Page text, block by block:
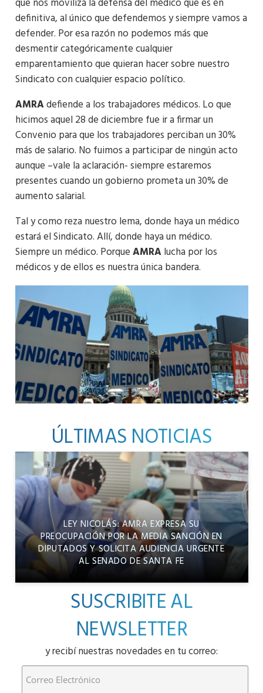
que nos moviliza la defensa del médico que es en
definitiva, al único que defendemos y siempre vamos a
defender. Por esa razón no podemos más que
desmentir categóricamente cualquier
emparentamiento que quieran hacer sobre nuestro
Sindicato con cualquier espacio político.
AMRAdefiende a los trabajadores médicos. Lo que
hicimos aquel 28 de diciembre fue ir a firmar un
Convenio para que los trabajadores perciban un 30%
más de salario. No fuimos a participar de ningún acto
aunque –vale la aclaración- siempre estaremos
presentes cuando un gobierno prometa un 30% de
aumento salarial.
Tal y como reza nuestro lema, donde haya un médico
estará el Sindicato. Allí, donde haya un médico.
Siempre un médico. PorqueAMRAlucha por los
médicos y de ellos es nuestra única bandera.
ÚLTIMAS NOTICIAS
LEY NICOLÁS: AMRA EXPRESA SU
PREOCUPACIÓN POR LA MEDIA SANCIÓN EN
DIPUTADOS Y SOLICITA AUDIENCIA URGENTE
AL SENADO DE SANTA FE
SUSCRIBITE AL
NEWSLETTER
y recibí nuestras novedades en tu correo: